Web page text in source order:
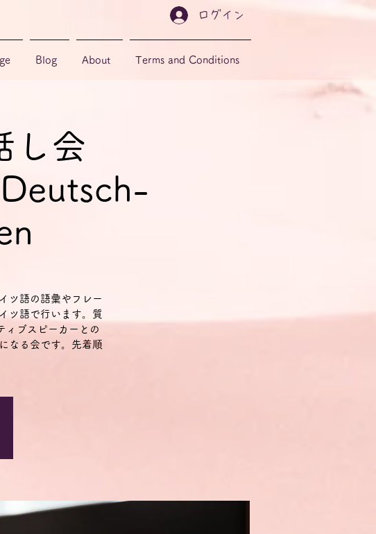
し会
ツ語の語彙やフレー
ツ語で行います。質
ィブスピーカーとの
なる会です。先着順
Blog About Terms and Conditions
ログイン